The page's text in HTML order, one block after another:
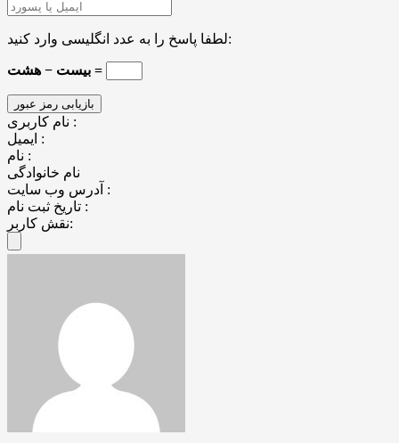
لطفا پاسخ را به عدد انگلیسی وارد کنید:
بیست − هشت =
نام کاربری :
ایمیل :
نام :
نام خانوادگی
آدرس وب سایت :
تاریخ ثبت نام :
نقش کاربر: